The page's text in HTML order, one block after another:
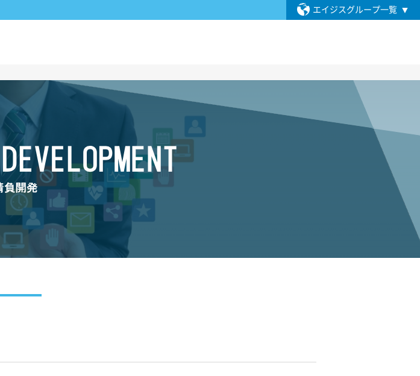
エイジスグループ一覧